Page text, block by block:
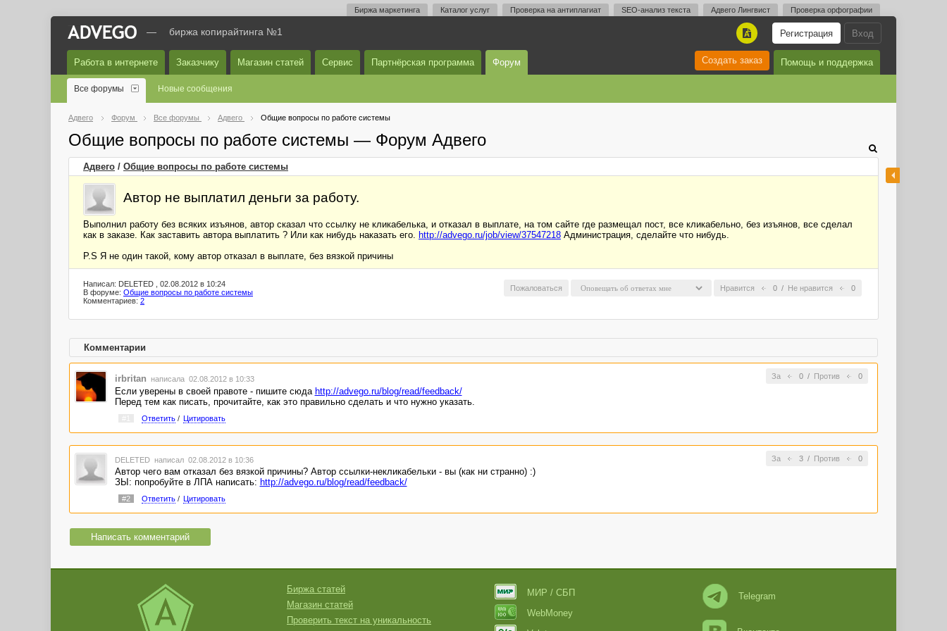
Биржа маркетинга Каталог услуг Проверка на антиплагиат SEO-анализ текста Адвего Лингвист Проверка орфографии
Вход
Регистрация
A
— биржа копирайтинга №1
Работа в интернете Заказчику Магазин статей Сервис Партнёрская программа Форум Помощь и поддержка
Создать заказ
Все форумы Новые сообщения
Адвего Форум Все форумы Адвего Общие вопросы по работе системы
Общие вопросы по работе системы — Форум Адвего
Адвего / Общие вопросы по работе системы
Автор не выплатил деньги за работу.
Выполнил работу без всяких изъянов, автор сказал что ссылку не кликабелька, и отказал в выплате, на том сайте где размещал пост, все кликабельно, без изъянов, все сделал
как в заказе. Как заставить автора выплатить ? Или как нибудь наказать его. http://advego.ru/job/view/37547218 Администрация, сделайте что нибудь.
P.S Я не один такой, кому автор отказал в выплате, без вязкой причины
Нравится 0 / Не нравится 0
Пожаловаться
Написал: DELETED , 02.08.2012 в 10:24
В форуме: Общие вопросы по работе системы
Комментариев: 2
Комментарии
За 0/ Против 0
irbritan написала 02.08.2012 в 10:33
Если уверены в своей правоте - пишите сюда http://advego.ru/blog/read/feedback/
Перед тем как писать, прочитайте, как это правильно сделать и что нужно указать.
Ответить/ Цитировать
За 3/ Против 0
DELETED написал 02.08.2012 в 10:36
Автор чего вам отказал без вязкой причины? Автор ссылки-некликабельки - вы (как ни странно) :)
ЗЫ: попробуйте в ЛПА написать: http://advego.ru/blog/read/feedback/
#2 Ответить/ Цитировать
Написать комментарий
Биржа статей
Магазин статей
Проверить текст на уникальность
МИР / СБП
WebMoney
Telegram